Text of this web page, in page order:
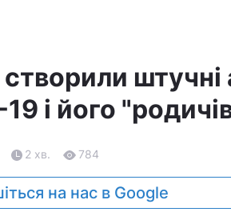
штучні
і його
2 хв. 784
на нас в Google